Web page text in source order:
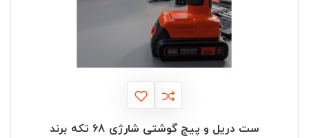
ست دریل و پیچ گوشتی شارژی 68 تکه برند